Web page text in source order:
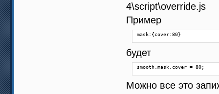
4\script\override.js
Пример
mask:{cover:80}
будет
smooth.mask.cover = 80;
Можно все это